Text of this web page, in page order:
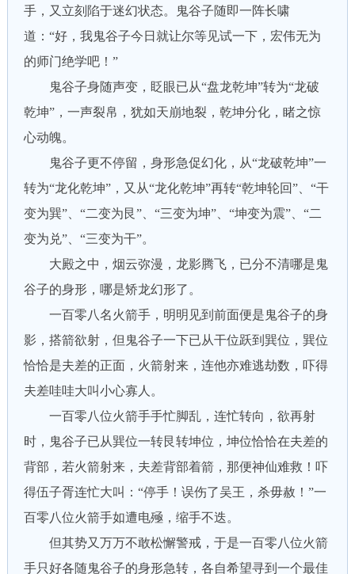
手，又立刻陷于迷幻状态。鬼谷子随即一阵长啸
道：“好，我鬼谷子今日就让尔等见试一下，宏伟无为
的师门绝学吧！”
鬼谷子身随声变，眨眼已从“盘龙乾坤”转为“龙破
乾坤”，一声裂帛，犹如天崩地裂，乾坤分化，睹之惊
心动魄。
鬼谷子更不停留，身形急促幻化，从“龙破乾坤”一
转为“龙化乾坤”，又从“龙化乾坤”再转“乾坤轮回”、“干
变为巽”、“二变为艮”、“三变为坤”、“坤变为震”、“二
变为兑”、“三变为干”。
大殿之中，烟云弥漫，龙影腾飞，已分不清哪是鬼
谷子的身形，哪是矫龙幻形了。
一百零八名火箭手，明明见到前面便是鬼谷子的身
影，搭箭欲射，但鬼谷子一下已从干位跃到巽位，巽位
恰恰是夫差的正面，火箭射来，连他亦难逃劫数，吓得
夫差哇哇大叫小心寡人。
一百零八位火箭手手忙脚乱，连忙转向，欲再射
时，鬼谷子已从巽位一转艮转坤位，坤位恰恰在夫差的
背部，若火箭射来，夫差背部着箭，那便神仙难救！吓
得伍子胥连忙大叫：“停手！误伤了吴王，杀毋赦！”一
百零八位火箭手如遭电殛，缩手不迭。
但其势又万万不敢松懈警戒，于是一百零八位火箭
手只好各随鬼谷子的身形急转，各自希望寻到一个最佳